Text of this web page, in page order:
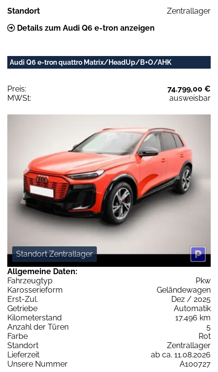
Standort
Zentrallager
Details zum Audi Q6 e-tron anzeigen
Audi Q6 e-tron quattro Matrix/HeadUp/B+O/AHK
Preis:
74.799,00 €
MWSt:
ausweisbar
Standort Zentrallager
Allgemeine Daten:
Fahrzeugtyp
Pkw
Karosserieform
Geländewagen
Erst-Zul.
Dez / 2025
Getriebe
Automatik
Kilometerstand
17.496 km
Anzahl der Türen
5
Farbe
Rot
Standort
Zentrallager
Lieferzeit
ab ca. 11.08.2026
Unsere Nummer
A100727